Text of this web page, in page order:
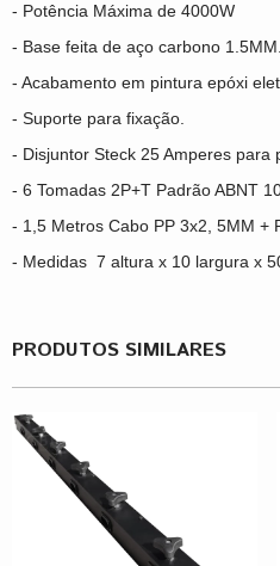
- Potência Máxima de 4000W
- Base feita de aço carbono 1.5MM.
- Acabamento em pintura epóxi
- Suporte para fixação.
- Disjuntor Steck 25 Amperes para
- 6 Tomadas 2P+T Padrão ABNT
- 1,5 Metros Cabo PP 3x2, 5MM +
- Medidas 7 altura x 10 largura x
PRODUTOS SIMILARES